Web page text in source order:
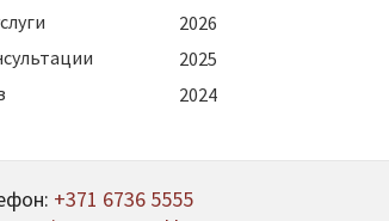
2026
2025
2024
+371 6736 5555